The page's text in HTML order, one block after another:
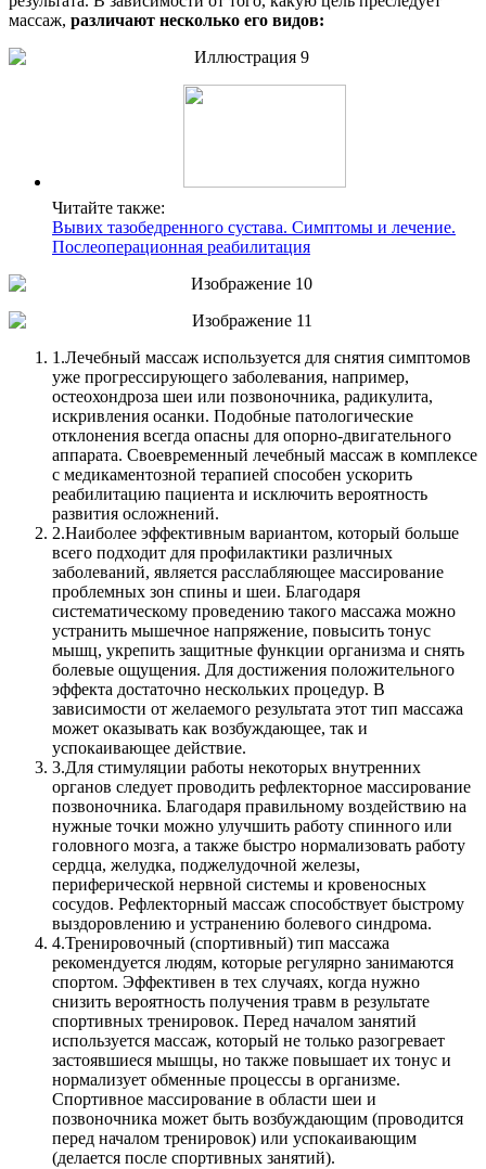
массаж, различают несколько его видов:
Читайте также:
Вывих тазобедренного сустава. Симптомы и лечение.
Послеоперационная реабилитация
1.Лечебный массаж используется для снятия симптомов
уже прогрессирующего заболевания, например,
остеохондроза шеи или позвоночника, радикулита,
искривления осанки. Подобные патологические
отклонения всегда опасны для опорно-двигательного
аппарата. Своевременный лечебный массаж в комплексе
с медикаментозной терапией способен ускорить
реабилитацию пациента и исключить вероятность
развития осложнений.
2.Наиболее эффективным вариантом, который больше
всего подходит для профилактики различных
заболеваний, является расслабляющее массирование
проблемных зон спины и шеи. Благодаря
систематическому проведению такого массажа можно
устранить мышечное напряжение, повысить тонус
мышц, укрепить защитные функции организма и снять
болевые ощущения. Для достижения положительного
эффекта достаточно нескольких процедур. В
зависимости от желаемого результата этот тип массажа
может оказывать как возбуждающее, так и
успокаивающее действие.
3.Для стимуляции работы некоторых внутренних
органов следует проводить рефлекторное массирование
позвоночника. Благодаря правильному воздействию на
нужные точки можно улучшить работу спинного или
головного мозга, а также быстро нормализовать работу
сердца, желудка, поджелудочной железы,
периферической нервной системы и кровеносных
сосудов. Рефлекторный массаж способствует быстрому
выздоровлению и устранению болевого синдрома.
4.Тренировочный (спортивный) тип массажа
рекомендуется людям, которые регулярно занимаются
спортом. Эффективен в тех случаях, когда нужно
снизить вероятность получения травм в результате
спортивных тренировок. Перед началом занятий
используется массаж, который не только разогревает
застоявшиеся мышцы, но также повышает их тонус и
нормализует обменные процессы в организме.
Спортивное массирование в области шеи и
позвоночника может быть возбуждающим (проводится
перед началом тренировок) или успокаивающим
(делается после спортивных занятий).